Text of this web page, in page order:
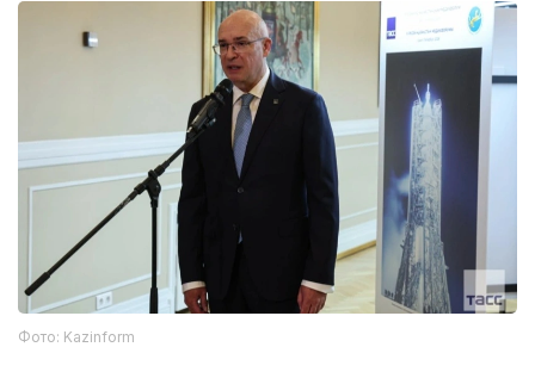
Фото: Kazinform